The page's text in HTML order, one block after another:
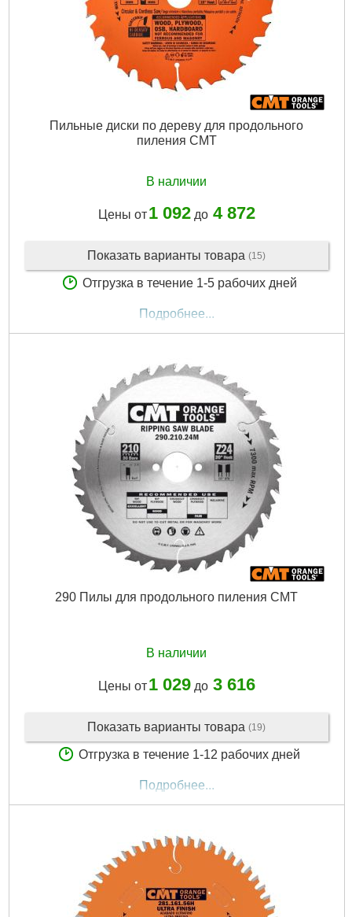
Пильные диски по дереву для продольного
пиления CMT
В наличии
Цены от 1 092до 4 872
Показать варианты товара (15)
Отгрузка в течение 1-5 рабочих дней
Подробнее...
290 Пилы для продольного пиления CMT
В наличии
Цены от 1 029до 3 616
Показать варианты товара (19)
Отгрузка в течение 1-12 рабочих дней
Подробнее...